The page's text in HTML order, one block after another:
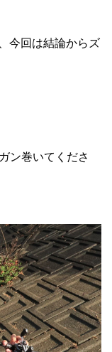
今回は結論からズ
ン巻いてくださ